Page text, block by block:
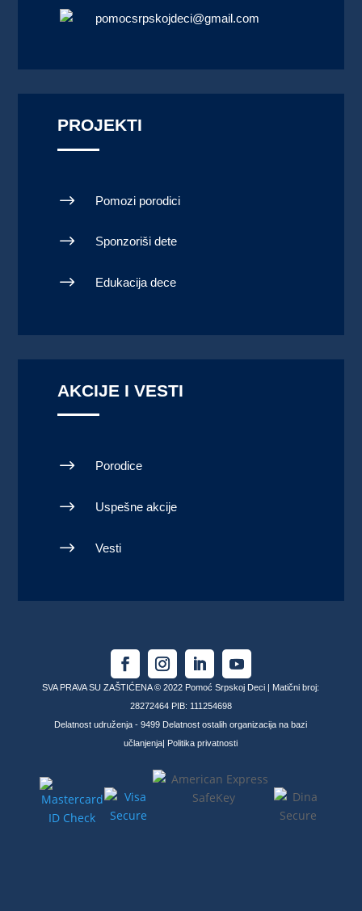
pomocsrpskojdeci@gmail.com
PROJEKTI
$ Pomozi porodici
$ Sponzoriši dete
$ Edukacija dece
AKCIJE I VESTI
$ Porodice
$ Uspešne akcije
$ Vesti
SVA PRAVA SU ZAŠTIĆENA © 2022 Pomoć Srpskoj Deci | Matični broj:
28272464 PIB: 111254698
Delatnost udruženja - 9499 Delatnost ostalih organizacija na bazi
učlanjenja| Politika privatnosti